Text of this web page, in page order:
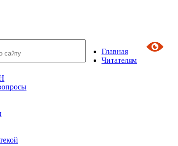
Главная
Читателям